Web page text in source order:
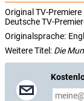
Original TV-Premiere
Deutsche TV-
Originalsprache:
Weitere Titel: Die